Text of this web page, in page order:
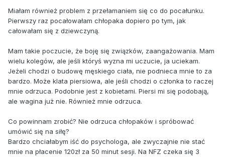
Miałam również problem z przełamaniem się co do pocałunku.
Pierwszy raz pocałowałam chłopaka dopiero po tym, jak
całowałam się z dziewczyną.
Mam takie poczucie, że boję się związków, zaangażowania. Mam
wielu kolegów, ale jeśli któryś wyzna mi uczucie, ja uciekam.
Jeżeli chodzi o budowę męskiego ciała, nie podnieca mnie to za
bardzo. Może klata piersiowa, ale jeśli chodzi o członka to raczej
mnie odrzuca. Podobnie jest z kobietami. Piersi mi się podobają,
ale wagina już nie. Również mnie odrzuca.
Co powinnam zrobić? Nie odrzuca chłopaków i spróbować
umówić się na siłę?
Bardzo chciałabym iść do psychologa, ale zwyczajnie nie stać
mnie na płacenie 120zł za 50 minut sesji. Na NFZ czeka się 3